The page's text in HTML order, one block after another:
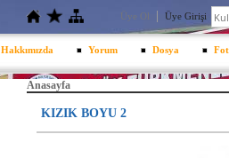
Üye Ol Üye Girişi
Hakkımızda Yorum Dosya
Anasayfa
KIZIK BOYU 2